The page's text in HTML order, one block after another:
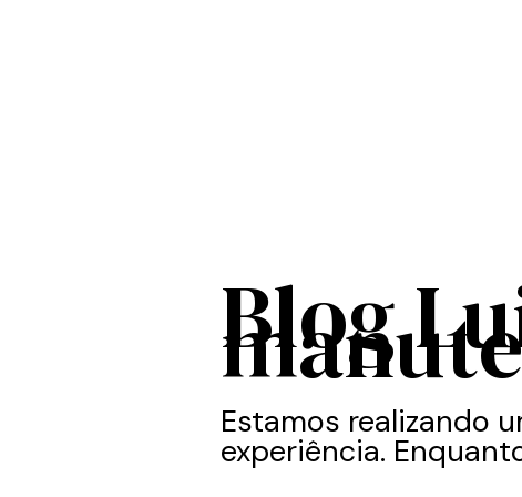
Blog
Estamos realizando
experiência.